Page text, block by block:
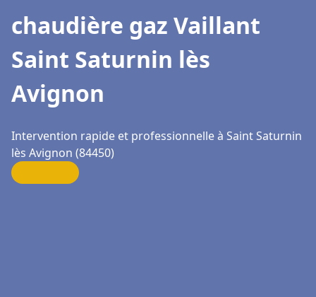
chaudière gaz Vaillant
Saint Saturnin lès
Avignon
Intervention rapide et professionnelle à Saint Saturnin
lès Avignon (84450)